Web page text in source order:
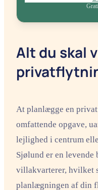
Alt du skal
At planlægge en
omfattende opgave,
lejlighed i centrum
Sjølund er en
villakvarterer, hvilket
planlægningen af din